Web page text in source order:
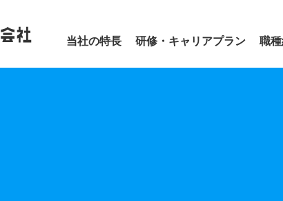
当社の特長 研修・キャリアプラン 職